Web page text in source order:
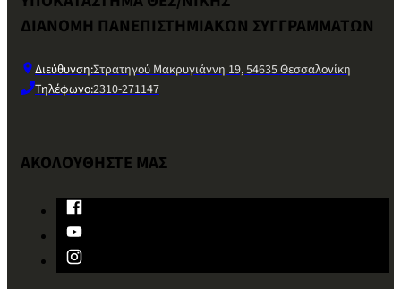
ΔΙΑΝΟΜΗ ΠΑΝΕΠΙΣΤΗΜΙΑΚΩΝ ΣΥΓΓΡΑΜΜΑΤΩΝ
Διεύθυνση:Στρατηγού Μακρυγιάννη 19, 54635 Θεσσαλονίκη
Τηλέφωνο:2310-271147
ΑΚΟΛΟΥΘΗΣΤΕ ΜΑΣ